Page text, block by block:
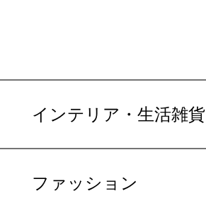
インテリア・生活雑貨
ファッション